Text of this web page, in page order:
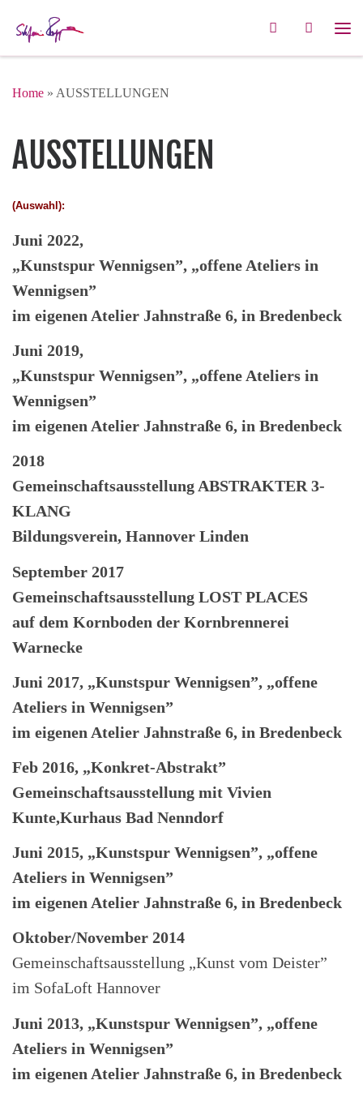
Zum Inhalt springen
Search
Home » AUSSTELLUNGEN
AUSSTELLUNGEN
(Auswahl):
Juni 2022,
„Kunstspur Wennigsen”, „offene Ateliers in
Wennigsen”
im eigenen Atelier Jahnstraße 6, in Bredenbeck
Juni 2019,
„Kunstspur Wennigsen”, „offene Ateliers in
Wennigsen”
im eigenen Atelier Jahnstraße 6, in Bredenbeck
2018
Gemeinschaftsausstellung ABSTRAKTER 3-
KLANG
Bildungsverein, Hannover Linden
September 2017
Gemeinschaftsausstellung LOST PLACES
auf dem Kornboden der Kornbrennerei
Warnecke
Juni 2017, „Kunstspur Wennigsen”, „offene
Ateliers in Wennigsen”
im eigenen Atelier Jahnstraße 6, in Bredenbeck
Feb 2016, „Konkret-Abstrakt”
Gemeinschaftsausstellung mit Vivien
Kunte,Kurhaus Bad Nenndorf
Juni 2015, „Kunstspur Wennigsen”, „offene
Ateliers in Wennigsen”
im eigenen Atelier Jahnstraße 6, in Bredenbeck
Oktober/November 2014
Gemeinschaftsausstellung „Kunst vom Deister”
im SofaLoft Hannover
Juni 2013, „Kunstspur Wennigsen”, „offene
Ateliers in Wennigsen”
im eigenen Atelier Jahnstraße 6, in Bredenbeck